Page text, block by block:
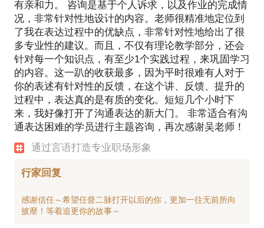
有亲和力。 咨询是基于个人诉求，以及作业的完成情
况，非常针对性地设计的内容。老师很精准地定位到
了我在表达过程中的优缺点，非常针对性地给出了很
多专业性的建议。而且，不仅有理论教学部分，还会
针对每一个知识点，有至少1个实践过程，来巩固学习
的内容。这一趴的收获最多，因为平时很难有人对于
你的表述有针对性的反馈，在这个讲、反馈、提升的
过程中，表达真的是有质的变化。短短几个小时下
来，我好像打开了沟通表达的新大门。 非常适合有沟
通表达困难的学员进行主题咨询，再次感谢吴老师！
通过言语打造专业职场形象
行家回复
感谢信任～希望任督二脉打开以后的你，更加一往无前所向